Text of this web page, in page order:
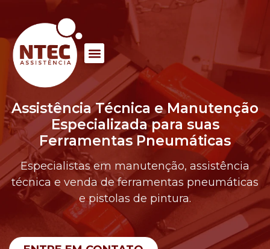
Assistência Técnica e Manutenção
Especializada para suas
Ferramentas Pneumáticas
Especialistas em manutenção, assistência
técnica e venda de ferramentas pneumáticas
e pistolas de pintura.